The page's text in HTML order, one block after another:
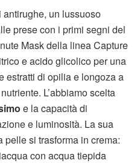
un lussuoso
prese con i primi segni del
Mask della linea Capture
e acido glicolico per una
estratti di opilia e longoza a
L’abbiamo scelta
e la capacità di
e luminosità. La sua
pelle si trasforma in crema:
con acqua tiepida